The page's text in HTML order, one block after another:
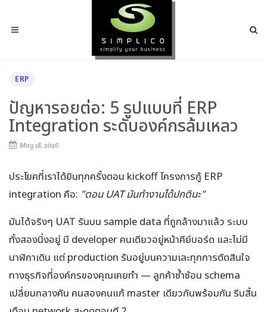
ERP
ปัญหารอยต่อ: 5 รูปแบบที่ ERP
Integration ระดับองค์กรล้มเหลว
May 18, 2026
ประโยคที่เราได้ยินทุกครั้งตอน kickoff โครงการกู้ ERP
integration คือ: "ตอน UAT มันทำงานได้ปกตินะ"
มันได้จริงๆ UAT รันบน sample data ที่ถูกล้างมาแล้ว ระบบ
ทั้งสองนิ่งอยู่ มี developer คนเดียวอยู่หน้าคีย์บอร์ด และไม่มี
นาฬิกาเดิน แต่ production รันอยู่บนความเละทุกการตัดสินใจ
ทางธุรกิจที่องค์กรของคุณเคยทำ — ลูกค้าซ้ำซ้อน schema
เปลี่ยนกลางคัน คนสองคนแก้ master เดียวกันพร้อมกัน รีบสิ้น